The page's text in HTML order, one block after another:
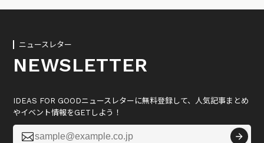
ニュースレター
NEWSLETTER
IDEAS FOR GOODニュースレターに無料登録して、人気記事まとめ
やイベント情報をGETしよう！
